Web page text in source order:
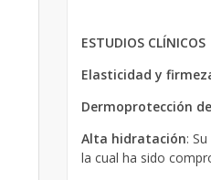
ESTUDIOS CLÍNICOS
Elasticidad y
Dermoprotección
Alta hidratación:
la cual ha sido